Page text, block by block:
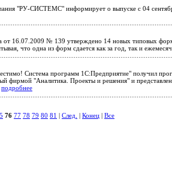
"РУ-СИСТЕМС" информирует о выпуске с 04
от 16.07.2009 № 139 утверждено 14 новых типовых
что одна из форм сдается как за год, так и
Система программ 1С:Предприятие" получил
фирмой "Аналитика. Проекты и решения" и
подробнее
76 77 78 79 80 81 След. Конец Все